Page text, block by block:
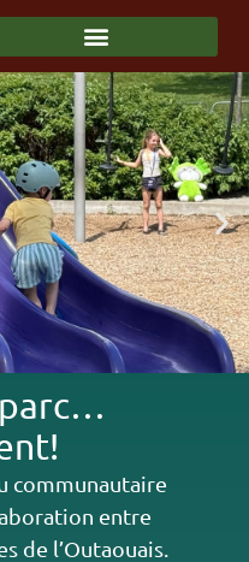
communautaire
entre
de l’Outaouais.